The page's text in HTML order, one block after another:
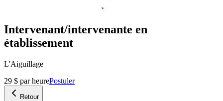
Intervenant/intervenante en
établissement
L'Aiguillage
29 $ par heurePostuler
Retour